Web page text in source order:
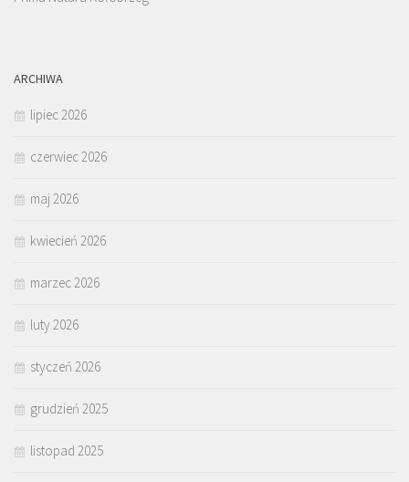
ARCHIWA
lipiec 2026
czerwiec 2026
maj 2026
kwiecień 2026
marzec 2026
luty 2026
styczeń 2026
grudzień 2025
listopad 2025